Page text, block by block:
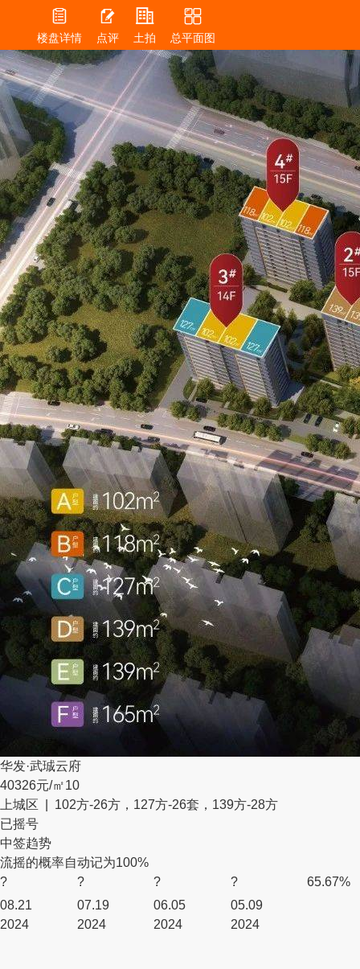

楼盘详情

点评

土拍

总平面图
华发·武珹云府
40326元/㎡10
上城区 | 102方-26方，127方-26套，139方-28方
已摇号
中签趋势
流摇的概率自动记为100%
?
08.21
2024
?
07.19
2024
?
06.05
2024
?
05.09
2024
65.67%